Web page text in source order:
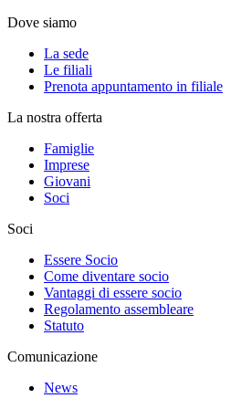
Dove siamo
La sede
Le filiali
Prenota appuntamento in filiale
La nostra offerta
Famiglie
Imprese
Giovani
Soci
Soci
Essere Socio
Come diventare socio
Vantaggi di essere socio
Regolamento assembleare
Statuto
Comunicazione
News